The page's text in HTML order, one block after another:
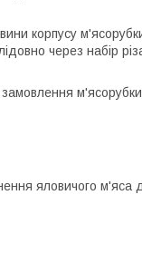
корпусу
через набір
яловичого м'яса